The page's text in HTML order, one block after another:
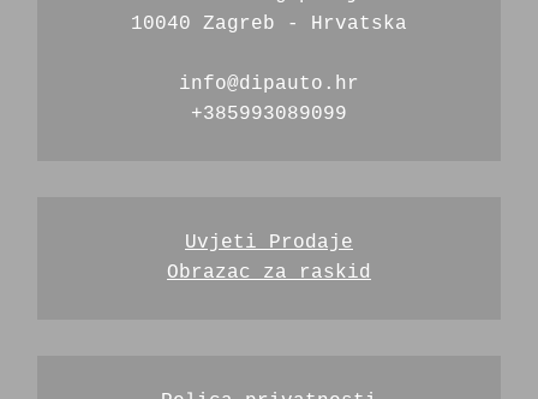
10040 Zagreb - Hrvatska
info@dipauto.hr
+385993089099
Uvjeti Prodaje
Obrazac za raskid